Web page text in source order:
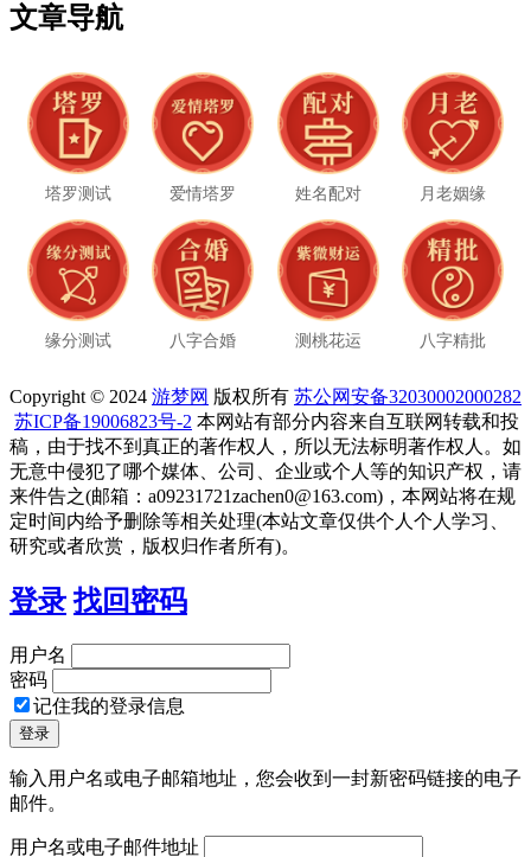
文章导航
塔罗测试 爱情塔罗 姓名配对 月老姻缘
缘分测试 八字合婚 测桃花运 八字精批
Copyright © 2024 游梦网 版权所有 苏公网安备32030002000282
苏ICP备19006823号-2 本网站有部分内容来自互联网转载和投
稿，由于找不到真正的著作权人，所以无法标明著作权人。如
无意中侵犯了哪个媒体、公司、企业或个人等的知识产权，请
来件告之(邮箱：a09231721zachen0@163.com)，本网站将在规
定时间内给予删除等相关处理(本站文章仅供个人个人学习、
研究或者欣赏，版权归作者所有)。
登录 找回密码
用户名
密码
记住我的登录信息
输入用户名或电子邮箱地址，您会收到一封新密码链接的电子
邮件。
用户名或电子邮件地址